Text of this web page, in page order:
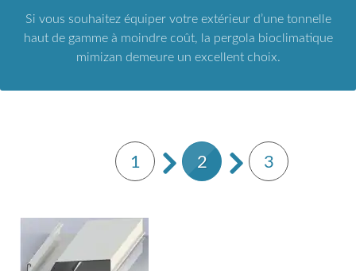
Si vous souhaitez équiper votre extérieur d’une tonnelle
haut de gamme à moindre coût, la pergola bioclimatique
mimizan demeure un excellent choix.
1 2 3